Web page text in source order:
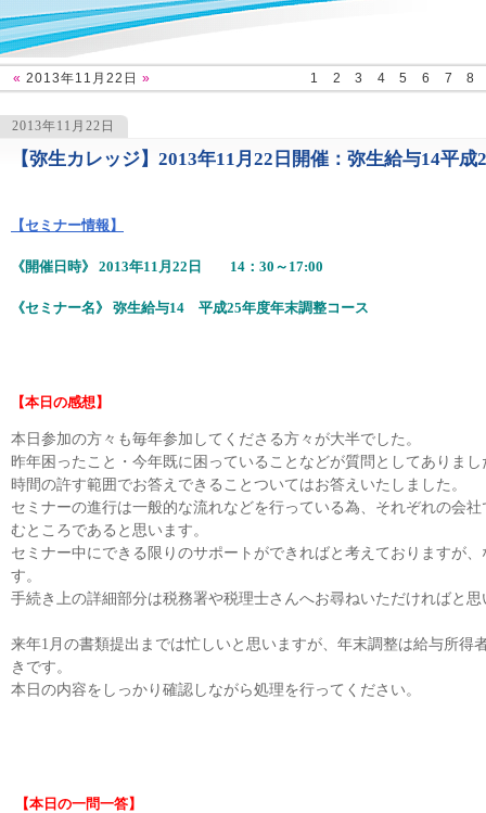
«2013年11月22日 » 1 2 3 4 5 6 7 8
2013年11月22日
【弥生カレッジ】2013年11月22日開催：弥生給与14平
【セミナー情報】
《開催日時》 2013年11月22日 14：30～17:00
《セミナー名》 弥生給与14 平成25年度年末調整コース
【本日の感想】
本日参加の方々も毎年参加してくださる方々が大半でした。
昨年困ったこと・今年既に困っていることなどが質問としてありまし
時間の許す範囲でお答えできることついてはお答えいたしました。
セミナーの進行は一般的な流れなどを行っている為、それぞれの会
むところであると思います。
セミナー中にできる限りのサポートができればと考えておりますが
す。
手続き上の詳細部分は税務署や税理士さんへお尋ねいただければと思
来年1月の書類提出までは忙しいと思いますが、年末調整は給与所得
きです。
本日の内容をしっかり確認しながら処理を行ってください。
【本日の一問一答】